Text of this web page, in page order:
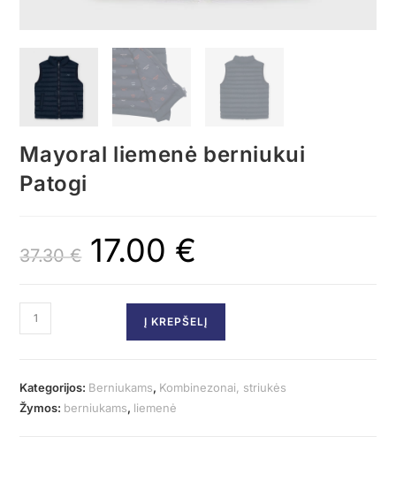
Mayoral liemenė berniukui
Patogi
37.30€ 17.00 €
Į KREPŠELĮ
Kategorijos: Berniukams, Kombinezonai, striukės
Žymos: berniukams, liemenė